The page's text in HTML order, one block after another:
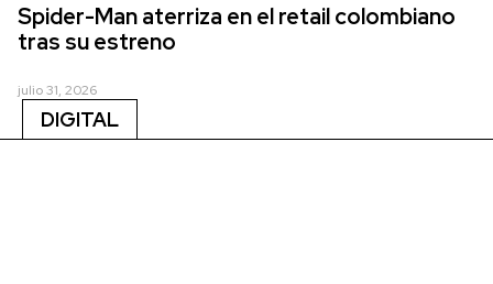
Spider-Man aterriza en el retail colombiano
tras su estreno
julio 31, 2026
DIGITAL